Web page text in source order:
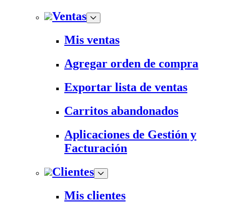
Ventas
Mis ventas
Agregar orden de compra
Exportar lista de ventas
Carritos abandonados
Aplicaciones de Gestión y
Facturación
Clientes
Mis clientes